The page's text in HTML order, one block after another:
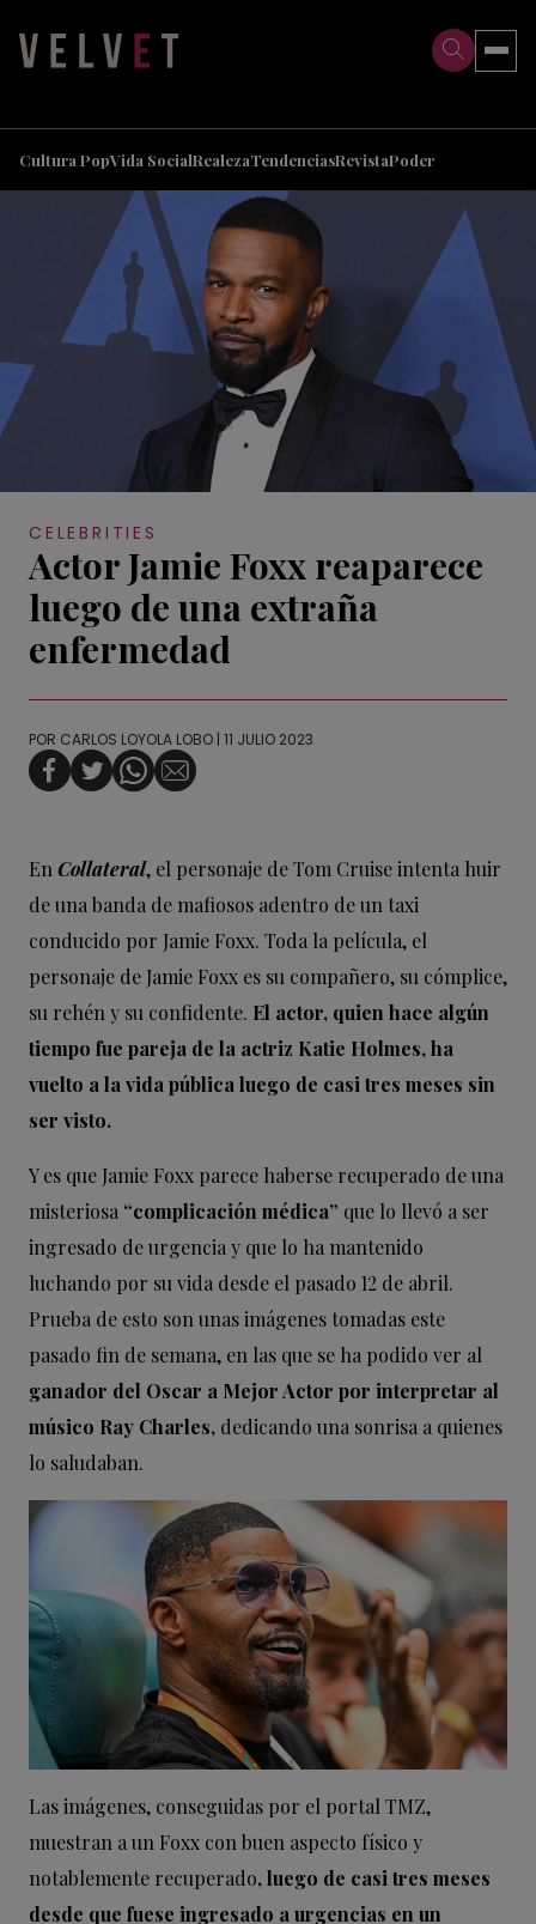
Cultura PopVida SocialRealezaTendenciasRevistaPoder
CELEBRITIES
Actor Jamie Foxx reaparece
luego de una extraña
enfermedad
POR CARLOS LOYOLA LOBO | 11 JULIO 2023
En Collateral, el personaje de Tom Cruise intenta huir
de una banda de mafiosos adentro de un taxi
conducido por Jamie Foxx. Toda la película, el
personaje de Jamie Foxx es su compañero, su cómplice,
su rehén y su confidente. El actor, quien hace algún
tiempo fue pareja de la actriz Katie Holmes, ha
vuelto a la vida pública luego de casi tres meses sin
ser visto.
Y es que Jamie Foxx parece haberse recuperado de una
misteriosa “complicación médica” que lo llevó a ser
ingresado de urgencia y que lo ha mantenido
luchando por su vida desde el pasado 12 de abril.
Prueba de esto son unas imágenes tomadas este
pasado fin de semana, en las que se ha podido ver al
ganador del Oscar a Mejor Actor por interpretar al
músico Ray Charles, dedicando una sonrisa a quienes
lo saludaban.
Las imágenes, conseguidas por el portal TMZ,
muestran a un Foxx con buen aspecto físico y
notablemente recuperado, luego de casi tres meses
desde que fuese ingresado a urgencias en un